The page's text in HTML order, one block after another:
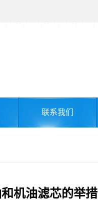
联系我们
机油滤芯的举措